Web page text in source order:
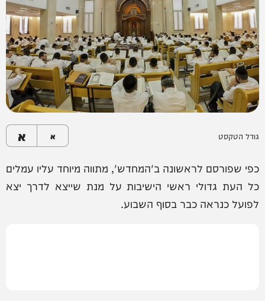
גודל הטקסט א א
כפי שפורסם לראשונה ב'המחדש', מתווה מיוחד עליו עמלים
כל העת גדולי ראשי הישיבות על מנת שייצא לדרך יצא
לפועל כנראה כבר בסוף השבוע.